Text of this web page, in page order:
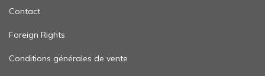
Contact
Foreign Rights
Conditions générales de vente